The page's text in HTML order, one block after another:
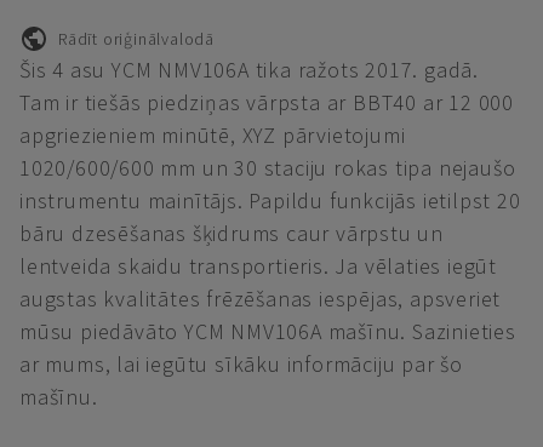
Rādīt oriģinālvalodā
Šis 4 asu YCM NMV106A tika ražots 2017. gadā.
Tam ir tiešās piedziņas vārpsta ar BBT40 ar 12 000
apgriezieniem minūtē, XYZ pārvietojumi
1020/600/600 mm un 30 staciju rokas tipa nejaušo
instrumentu mainītājs. Papildu funkcijās ietilpst 20
bāru dzesēšanas šķidrums caur vārpstu un
lentveida skaidu transportieris. Ja vēlaties iegūt
augstas kvalitātes frēzēšanas iespējas, apsveriet
mūsu piedāvāto YCM NMV106A mašīnu. Sazinieties
ar mums, lai iegūtu sīkāku informāciju par šo
mašīnu.